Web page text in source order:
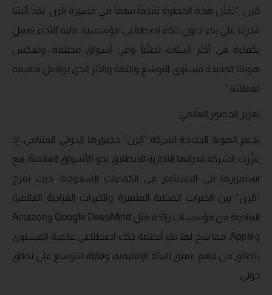
مُزن: “تمثّل هذه الخطوة تقدّماً مهماً في مسيرة مُزن. لقد أثبتنا
قدرتنا على بناء حلول ذكاء اصطناعي مؤسسية عالية الأداء تعمل
بكفاءة في أكثر البيئات تطلّباً وفي أسواق مختلفة. وتعكس
هويتنا الجديدة مستوى التوسّع والثقة والأثر الذي نواصل تحقيقه
لعملائنا.”
تعزيز الحضور العالمي
تدعم الهوية الجديدة لشركة “مُزن” حضورها الدولي المتنامي، إذ
عزّزت الشركة قدراتها التجارية للانطلاق نحو الأسواق العالمية، مع
استمرارها في الاستثمار في الكفاءات السعودية. حيث تمزج
“مُزن” بين الخبرات المحلية المتميزة والخبرات القيادية العالمية
القادمة من مؤسسات رائدة مثل Google DeepMind وAmazon
وApple، مما يتيح لها بناء أنظمة ذكاء اصطناعي عالمية المستوى
تنطلق من فهم عميق للبيئة الإقليمية، وقابلة لتتوسع على نطاق
دولي.